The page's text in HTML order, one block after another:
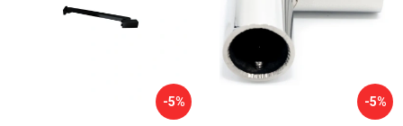
-5% -5%